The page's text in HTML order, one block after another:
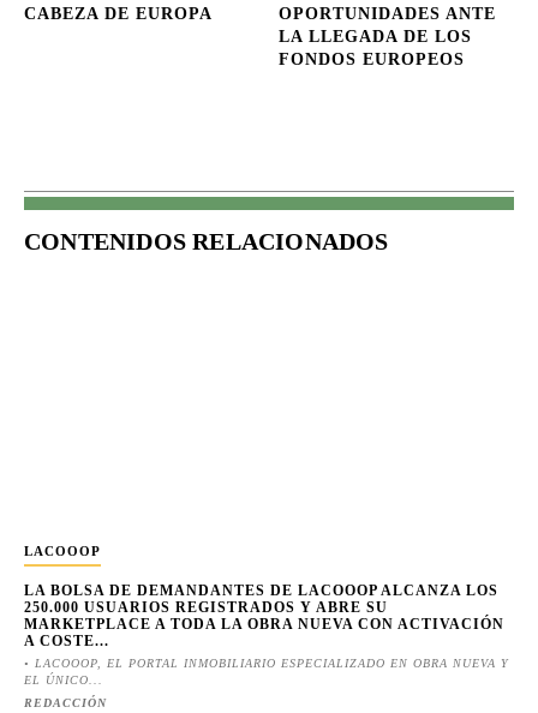
CABEZA DE EUROPA
OPORTUNIDADES ANTE
LA LLEGADA DE LOS
FONDOS EUROPEOS
CONTENIDOS RELACIONADOS
LACOOOP
LA BOLSA DE DEMANDANTES DE LACOOOP ALCANZA LOS
250.000 USUARIOS REGISTRADOS Y ABRE SU
MARKETPLACE A TODA LA OBRA NUEVA CON ACTIVACIÓN
A COSTE...
• LACOOOP, EL PORTAL INMOBILIARIO ESPECIALIZADO EN OBRA NUEVA Y
EL ÚNICO...
REDACCIÓN